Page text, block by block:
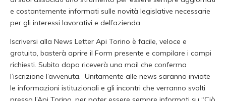
e costantemente informati sulle novità legislative necessarie
per gli interessi lavorativi e dell’azienda.
Iscriversi alla News Letter Api Torino è facile, veloce e
gratuito, basterà aprire il Form presente e compilare i campi
richiesti. Subito dopo riceverà una mail che conferma
l’iscrizione l’avvenuta. Unitamente alle news saranno inviate
le informazioni istituzionali e gli incontri che verranno svolti